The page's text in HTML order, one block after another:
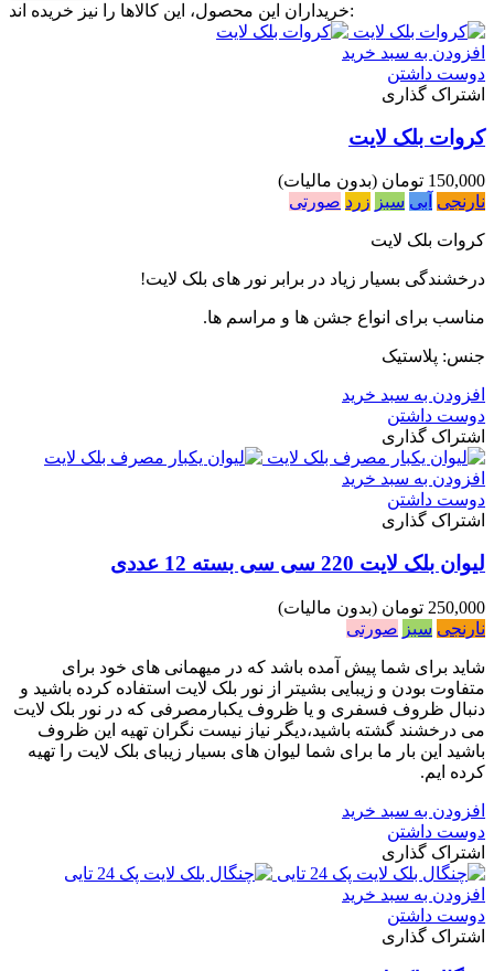
خریداران این محصول، این کالاها را نیز خریده اند:
افزودن به سبد خرید
دوست داشتن
اشتراک گذاری
کروات بلک لایت
150,000 تومان
(بدون مالیات)
نارنجی آبی سبز زرد صورتی
کروات بلک لایت
درخشندگی بسیار زیاد در برابر نور های بلک لایت!
مناسب برای انواع جشن ها و مراسم ها.
جنس: پلاستیک
افزودن به سبد خرید
دوست داشتن
اشتراک گذاری
افزودن به سبد خرید
دوست داشتن
اشتراک گذاری
لیوان بلک لایت 220 سی سی بسته 12 عددی
250,000 تومان
(بدون مالیات)
نارنجی سبز صورتی
شاید برای شما پیش آمده باشد که در میهمانی های خود برای
متفاوت بودن و زیبایی بشیتر از نور بلک لایت استفاده کرده باشید و
دنبال ظروف فسفری و یا ظروف یکبارمصرفی که در نور بلک لایت
می درخشند گشته باشید،دیگر نیاز نیست نگران تهیه این ظروف
باشید این بار ما برای شما لیوان های بسیار زیبای بلک لایت را تهیه
کرده ایم.
افزودن به سبد خرید
دوست داشتن
اشتراک گذاری
افزودن به سبد خرید
دوست داشتن
اشتراک گذاری